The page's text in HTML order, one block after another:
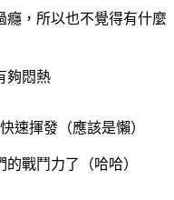
癮，所以也不覺得有什麼
夠悶熱
速揮發（應該是懶）
戰鬥力了（哈哈）